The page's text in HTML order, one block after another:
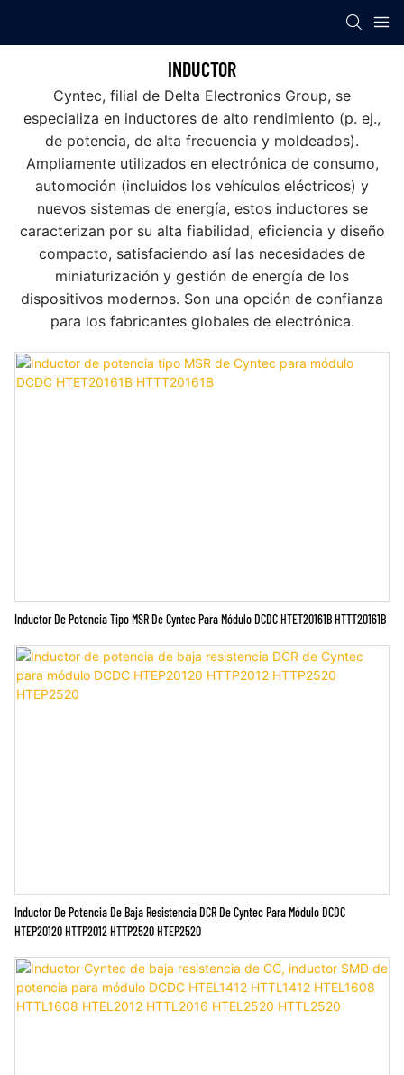
INDUCTOR
Cyntec, filial de Delta Electronics Group, se
especializa en inductores de alto rendimiento (p. ej.,
de potencia, de alta frecuencia y moldeados).
Ampliamente utilizados en electrónica de consumo,
automoción (incluidos los vehículos eléctricos) y
nuevos sistemas de energía, estos inductores se
caracterizan por su alta fiabilidad, eficiencia y diseño
compacto, satisfaciendo así las necesidades de
miniaturización y gestión de energía de los
dispositivos modernos. Son una opción de confianza
para los fabricantes globales de electrónica.
Inductor De Potencia Tipo MSR De Cyntec Para Módulo DCDC HTET20161B HTTT20161B
Inductor De Potencia De Baja Resistencia DCR De Cyntec Para Módulo DCDC
HTEP20120 HTTP2012 HTTP2520 HTEP2520